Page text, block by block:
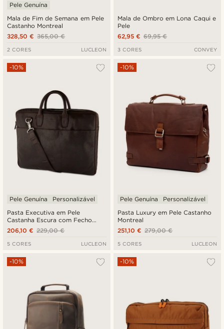
Mala de Fim de Semana em Pele
Castanho Montreal
Pele Genuína
365,00 €
328,50 €
2 CORES LUCLEON
Mala de Ombro em Lona Caqui e
Pele
69,95 €
62,95 €
3 CORES CONVEY
Pasta Executiva em Pele
Castanha Escura com Fecho
Duplo Montreal
-10%
Pele Genuína Personalizável
229,00 €
206,10 €
5 CORES LUCLEON
Pasta Luxury em Pele Castanho
Montreal
-10%
Pele Genuína Personalizável
279,00 €
251,10 €
5 CORES LUCLEON
-10% -10%